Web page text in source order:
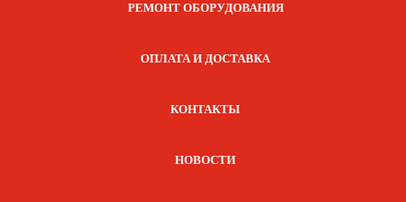
РЕМОНТ ОБОРУДОВАНИЯ
ОПЛАТА И ДОСТАВКА
КОНТАКТЫ
НОВОСТИ